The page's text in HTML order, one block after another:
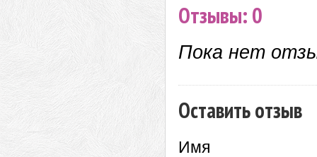
Отзывы: 0
Пока нет
Оставить отзыв
Имя